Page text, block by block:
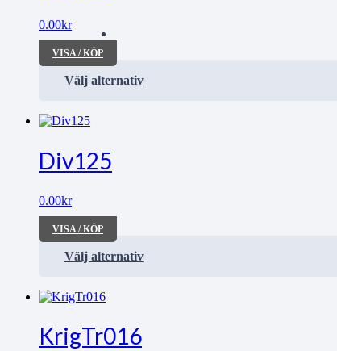
0.00kr
VISA / KÖP
Välj alternativ
Div125
0.00kr
VISA / KÖP
Välj alternativ
KrigTr016